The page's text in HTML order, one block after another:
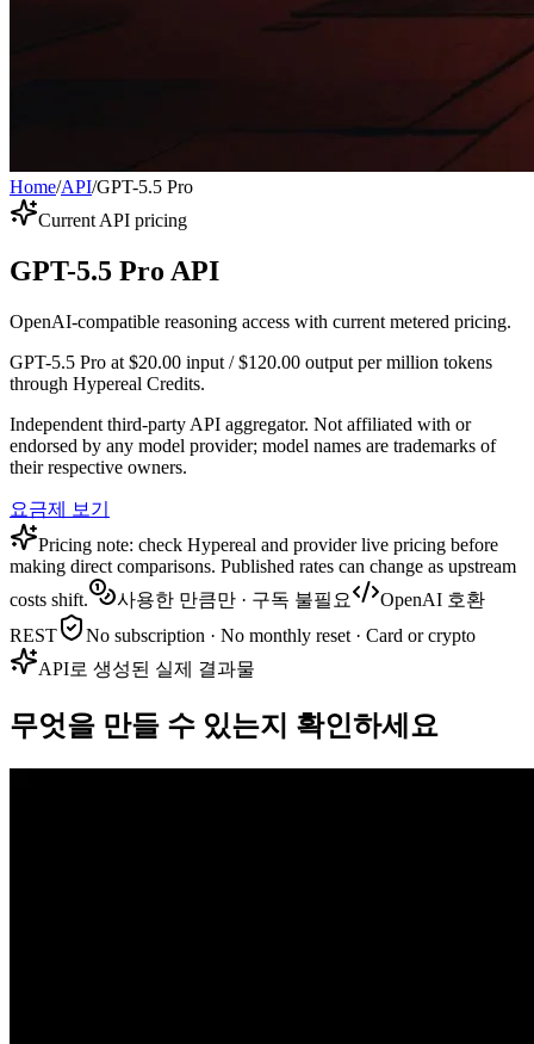
Home/API/GPT-5.5 Pro
Current API pricing
GPT-5.5 Pro API
OpenAI-compatible reasoning access with current metered pricing.
GPT-5.5 Pro at $20.00 input / $120.00 output per million tokens
through Hypereal Credits.
Independent third-party API aggregator. Not affiliated with or
endorsed by any model provider; model names are trademarks of
their respective owners.
요금제 보기
Pricing note: check Hypereal and provider live pricing before
making direct comparisons. Published rates can change as upstream
costs shift.
사용한 만큼만 · 구독 불필요
OpenAI 호환
REST
No subscription · No monthly reset · Card or crypto
API로 생성된 실제 결과물
무엇을 만들 수 있는지 확인하세요